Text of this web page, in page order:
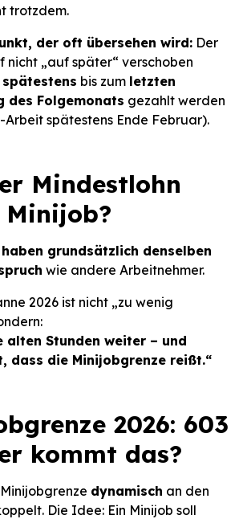
trotzdem.
der oft übersehen wird: Der
nicht „auf später“ verschoben
spätestens bis zum letzten
des Folgemonats gezahlt werden
spätestens Ende Februar).
Mindestlohn
grundsätzlich denselben
wie andere Arbeitnehmer.
2026 ist nicht „zu wenig
alten Stunden weiter – und
dass die Minijobgrenze reißt.“
2026: 603
kommt das?
dynamisch an den
Die Idee: Ein Minijob soll